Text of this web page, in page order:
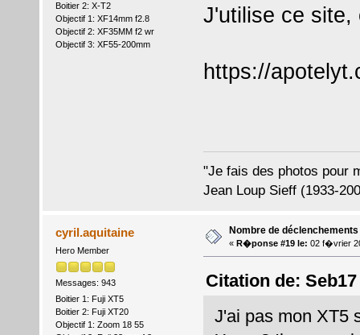
Boitier 2: X-T2
Objectif 1: XF14mm f2.8
Objectif 2: XF35MM f2 wr
Objectif 3: XF55-200mm
J'utilise ce site,
https://
"Je fais des photos pour
Jean Loup Sieff (1933-
cyril.aquitaine
Hero Member
Messages: 943
Boitier 1: Fuji XT5
Boitier 2: Fuji XT20
Objectif 1: Zoom 18 55
Nombre de déclenchements
« R�ponse #19 le: 02 f�vrier
Citation de:
J'ai pas mon XT5